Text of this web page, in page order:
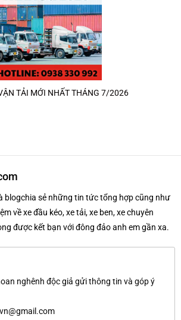
TẢI MỚI NHẤT THÁNG 7/2026
blogchia sẻ những tin tức tổng hợp cũng như
về xe đầu kéo, xe tải, xe ben, xe chuyên
được kết bạn với đông đảo anh em gần xa.
nghênh độc giả gửi thông tin và góp ý